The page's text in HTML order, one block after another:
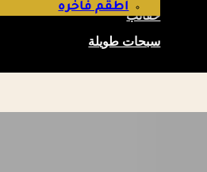
اطقم فاخره
حقائب
سبحات طويلة